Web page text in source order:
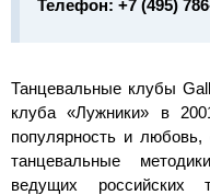
Телефон: +7 (495)
Танцевальные клубы
клуба «Лужники» в
популярность и
танцевальные
ведущих